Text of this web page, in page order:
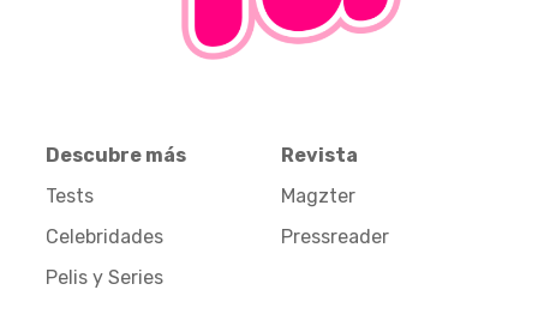
Descubre más
Tests
Celebridades
Pelis y Series
Revista
Magzter
Pressreader